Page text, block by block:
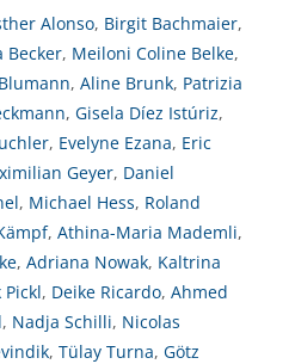
Alonso, Birgit Bachmaier,
Becker, Meiloni Coline Belke,
, Aline Brunk, Patrizia
, Gisela Díez Istúriz,
, Evelyne Ezana, Eric
Geyer, Daniel
, Michael Hess, Roland
, Athina-Maria Mademli,
, Adriana Nowak, Kaltrina
Pickl, Deike Ricardo, Ahmed
, Nadja Schilli, Nicolas
, Tülay Turna, Götz